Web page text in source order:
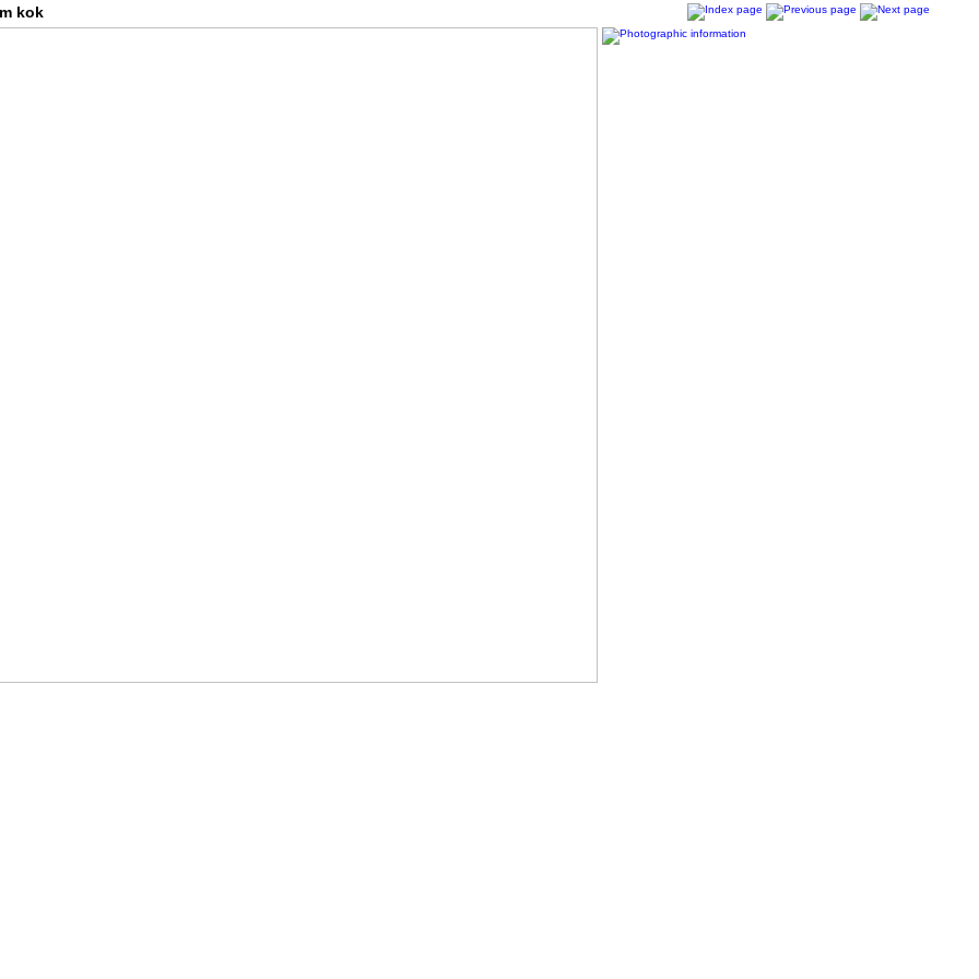
kok